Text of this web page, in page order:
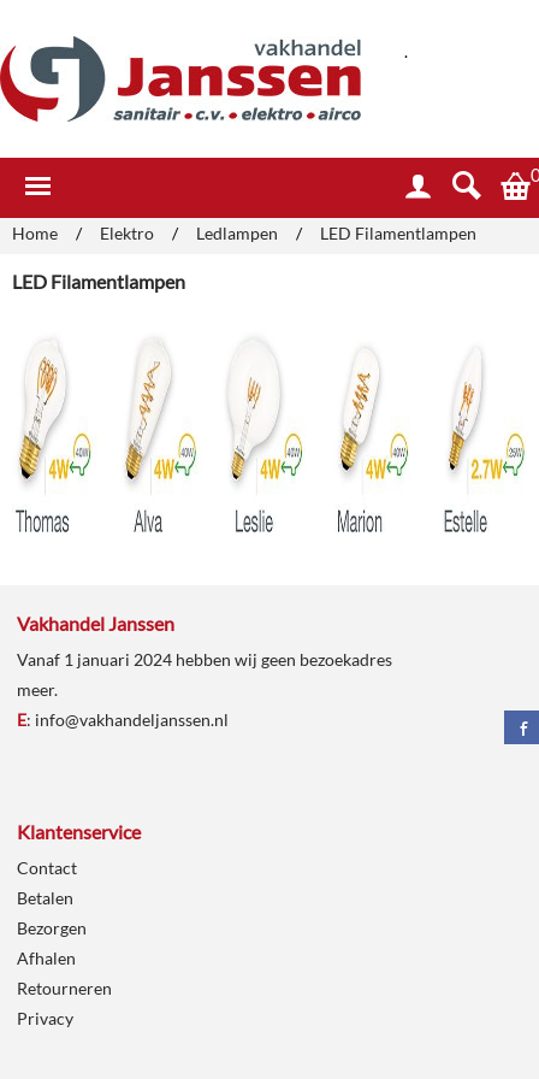
.
Home / Elektro / Ledlampen / LED Filamentlampen
LED Filamentlampen
Vakhandel Janssen
Vanaf 1 januari 2024 hebben wij geen bezoekadres
meer.
E: info@vakhandeljanssen.nl
Klantenservice
Contact
Betalen
Bezorgen
Afhalen
Retourneren
Privacy